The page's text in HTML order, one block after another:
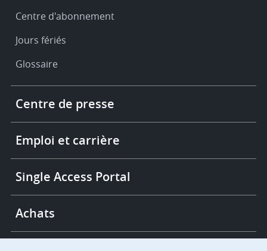
Centre d'abonnement
Jours fériés
Glossaire
More
links
Centre de presse
Emploi et carrière
Single Access Portal
Achats